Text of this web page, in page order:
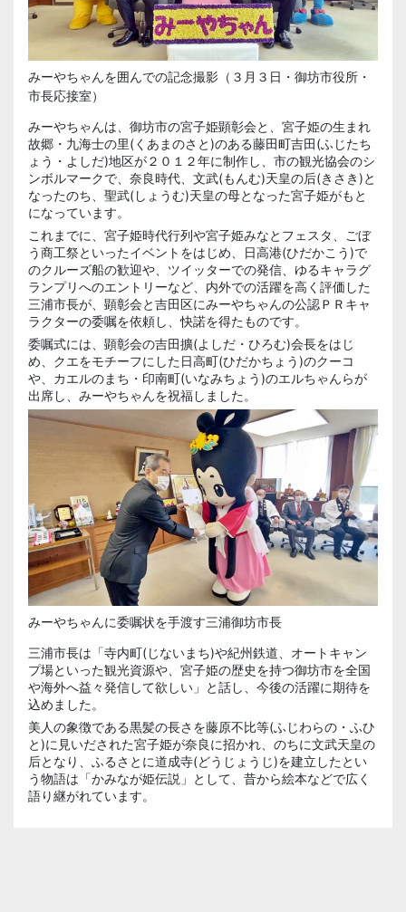
みーやちゃんを囲んでの記念撮影（３月３日・御坊市役所・
市長応接室）
みーやちゃんは、御坊市の宮子姫顕彰会と、宮子姫の生まれ
故郷・九海士の里(くあまのさと)のある藤田町吉田(ふじたち
ょう・よしだ)地区が２０１２年に制作し、市の観光協会のシ
ンボルマークで、奈良時代、文武(もんむ)天皇の后(きさき)と
なったのち、聖武(しょうむ)天皇の母となった宮子姫がもと
になっています。
これまでに、宮子姫時代行列や宮子姫みなとフェスタ、ごぼ
う商工祭といったイベントをはじめ、日高港(ひだかこう)で
のクルーズ船の歓迎や、ツイッターでの発信、ゆるキャラグ
ランプリへのエントリーなど、内外での活躍を高く評価した
三浦市長が、顕彰会と吉田区にみーやちゃんの公認ＰＲキャ
ラクターの委嘱を依頼し、快諾を得たものです。
委嘱式には、顕彰会の吉田擴(よしだ・ひろむ)会長をはじ
め、クエをモチーフにした日高町(ひだかちょう)のクーコ
や、カエルのまち・印南町(いなみちょう)のエルちゃんらが
出席し、みーやちゃんを祝福しました。
みーやちゃんに委嘱状を手渡す三浦御坊市長
三浦市長は「寺内町(じないまち)や紀州鉄道、オートキャン
プ場といった観光資源や、宮子姫の歴史を持つ御坊市を全国
や海外へ益々発信して欲しい」と話し、今後の活躍に期待を
込めました。
美人の象徴である黒髪の長さを藤原不比等(ふじわらの・ふひ
と)に見いだされた宮子姫が奈良に招かれ、のちに文武天皇の
后となり、ふるさとに道成寺(どうじょうじ)を建立したとい
う物語は「かみなが姫伝説」として、昔から絵本などで広く
語り継がれています。